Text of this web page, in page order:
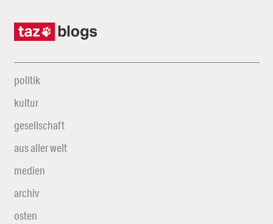
politik
kultur
gesellschaft
aus aller welt
medien
archiv
osten